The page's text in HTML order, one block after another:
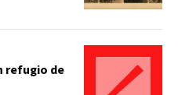
refugio de